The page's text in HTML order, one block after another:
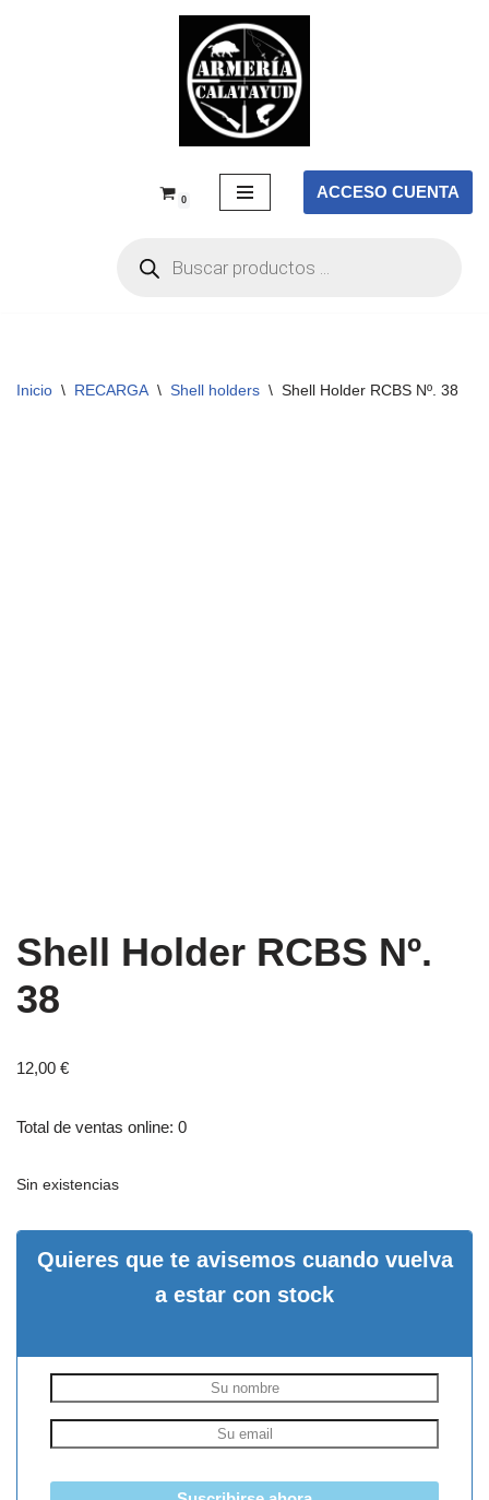
0 ACCESO CUENTA
Inicio \ RECARGA \ Shell holders \ Shell Holder RCBS Nº. 38
Shell Holder RCBS Nº.
38
12,00 €
Total de ventas online: 0
Sin existencias
Quieres que te avisemos cuando vuelva
a estar con stock